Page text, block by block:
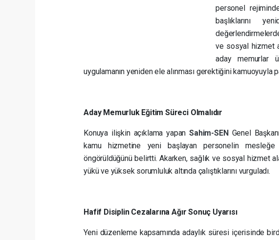
personel
başlıklarını
ve sosyal hizmet
aday memurlar
uygulamanın yeniden ele alınması gerektiğini kamuoyuyla
Aday Memurluk Eğitim Süreci Olmalıdır
Konuya ilişkin açıklama yapanSahim-SEN Genel
kamu hizmetine yeni başlayan personelin mesleğe
öngörüldüğünü belirtti. Akarken, sağlık ve sosyal hizmet
yükü ve yüksek sorumluluk altında çalıştıklarını vurguladı.
Hafif Disiplin Cezalarına Ağır Sonuç Uyarısı
Yeni düzenleme kapsamında adaylık süresi içerisinde